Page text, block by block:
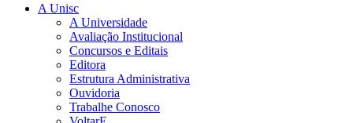
A Unisc
A Universidade
Avaliação Institucional
Concursos e Editais
Editora
Estrutura Administrativa
Ouvidoria
Trabalhe Conosco